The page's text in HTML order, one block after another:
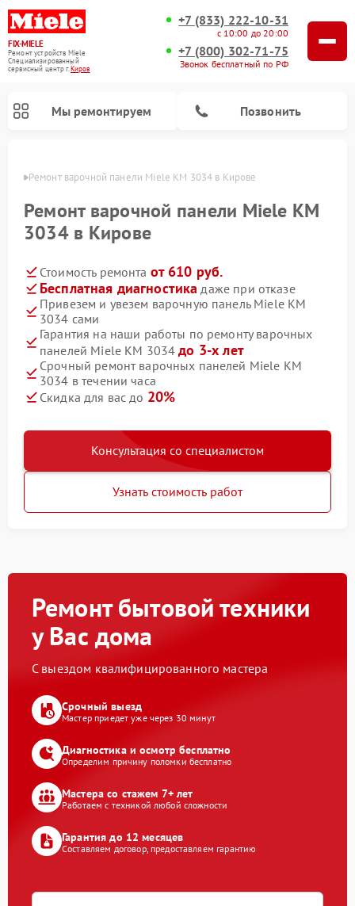
FIX-MIELE
Ремонт устройств Miele
Специализированный
cервисный центр г.Киров
+7 (833) 222-10-31
с 10:00 до 20:00
+7 (800) 302-71-75
Звонок бесплатный по РФ
Мы ремонтируем Позвонить
Ремонт варочной панели Miele KM 3034 в Кирове
Ремонт варочной панели Miele KM
3034 в Кирове
Стоимость ремонта от 610 руб.
Бесплатная диагностика даже при отказе
Привезем и увезем варочную панель Miele KM
3034 сами
Гарантия на наши работы по ремонту варочных
панелей Miele KM 3034до 3-х лет
Срочный ремонт варочных панелей Miele KM
3034 в течении часа
Скидка для вас до 20%
Консультация со специалистом
Узнать стоимость работ
Ремонт бытовой техники
у Вас дома
С выездом квалифицированного мастера
Срочный выезд
Мастер приедет уже через 30 минут
Диагностика и осмотр бесплатно
Определим причину поломки бесплатно
Мастера со стажем 7+ лет
Работаем с техникой любой сложности
Гарантия до 12 месяцев
Составляем договор, предоставляем гарантию